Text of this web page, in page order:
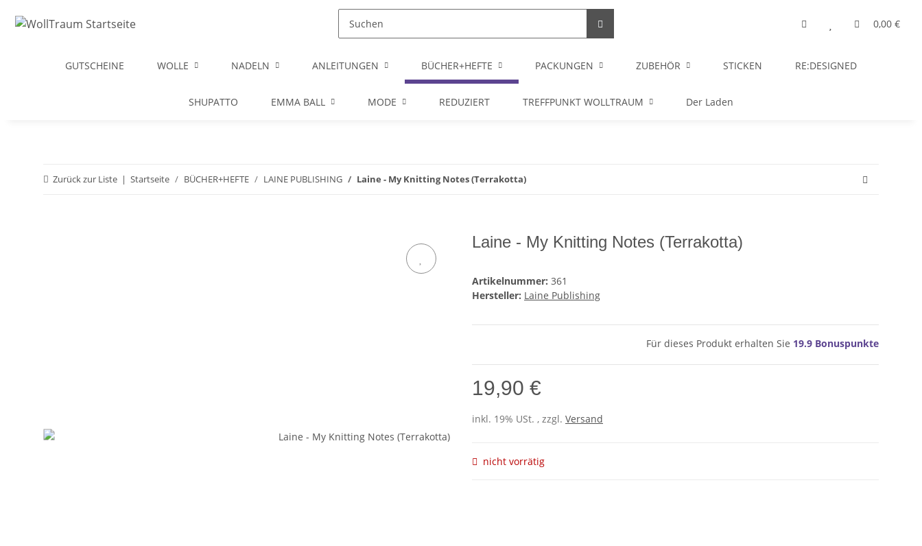
0,00 €
GUTSCHEINE WOLLE NADELN ANLEITUNGEN BÜCHER+HEFTE PACKUNGEN ZUBEHÖR STICKEN RE:DESIGNED
SHUPATTO EMMA BALL MODE REDUZIERT TREFFPUNKT WOLLTRAUM Der Laden
Zurück zur Liste Startseite BÜCHER+HEFTE LAINE PUBLISHING Laine - My Knitting Notes (Terrakotta)
Laine - My Knitting Notes (Terrakotta)
Artikelnummer: 361
Hersteller: Laine Publishing
Für dieses Produkt erhalten Sie 19.9 Bonuspunkte
19,90 €
inkl. 19% USt. , zzgl. Versand
nicht vorrätig